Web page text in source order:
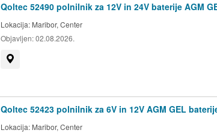
Qoltec 52490 polnilnik za 12V in 24V baterije AGM
Lokacija: Maribor, Center
Objavljen:02.08.2026.
Qoltec 52423 polnilnik za 6V in 12V AGM GEL
Lokacija: Maribor, Center